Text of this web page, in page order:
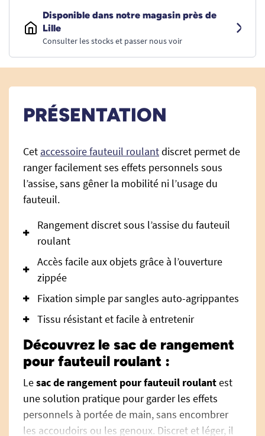
Disponible dans notre magasin près de
Lille
Consulter les stocks et passer nous voir
PRÉSENTATION
Cet accessoire fauteuil roulantdiscret permet de
ranger facilement ses effets personnels sous
l’assise, sans gêner la mobilité ni l’usage du
fauteuil.
Rangement discret sous l’assise du fauteuil
roulant
Accès facile aux objets grâce à l’ouverture
zippée
Fixation simple par sangles auto-agrippantes
Tissu résistant et facile à entretenir
Découvrez le sac de rangement
pour fauteuil roulant :
Lesac de rangement pour fauteuil roulantest
une solution pratique pour garder les effets
personnels à portée de main, sans encombrer
les accoudoirs ou les genoux. Discret et léger, il